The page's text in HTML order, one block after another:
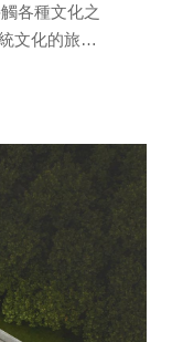
各種文化之
文化的旅
在地文化的